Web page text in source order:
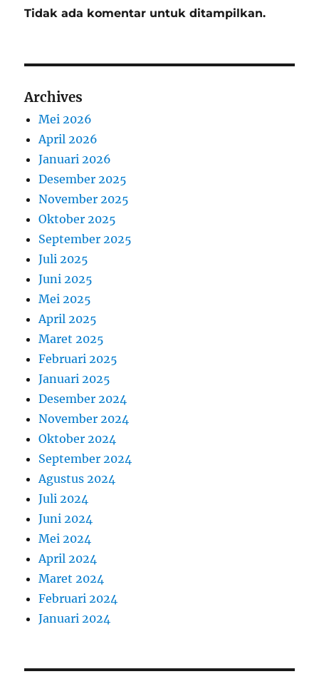
Tidak ada komentar untuk ditampilkan.
Archives
Mei 2026
April 2026
Januari 2026
Desember 2025
November 2025
Oktober 2025
September 2025
Juli 2025
Juni 2025
Mei 2025
April 2025
Maret 2025
Februari 2025
Januari 2025
Desember 2024
November 2024
Oktober 2024
September 2024
Agustus 2024
Juli 2024
Juni 2024
Mei 2024
April 2024
Maret 2024
Februari 2024
Januari 2024